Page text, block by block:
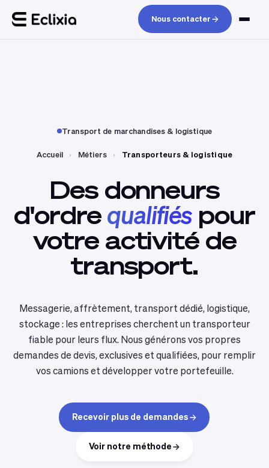
Nous contacter
Transport de marchandises & logistique
Accueil › Métiers › Transporteurs & logistique
Des donneurs
d'ordre qualifiés pour
votre activité de
transport.
Messagerie, affrètement, transport dédié, logistique,
stockage : les entreprises cherchent un transporteur
fiable pour leurs flux. Nous générons vos propres
demandes de devis, exclusives et qualifiées, pour remplir
vos camions et développer votre portefeuille.
Recevoir plus de demandes
Voir notre méthode